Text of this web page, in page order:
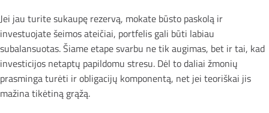
Jei jau turite sukaupę rezervą, mokate būsto paskolą ir
investuojate šeimos ateičiai, portfelis gali būti labiau
subalansuotas. Šiame etape svarbu ne tik augimas, bet ir tai, kad
investicijos netaptų papildomu stresu. Dėl to daliai žmonių
prasminga turėti ir obligacijų komponentą, net jei teoriškai jis
mažina tikėtiną grąžą.